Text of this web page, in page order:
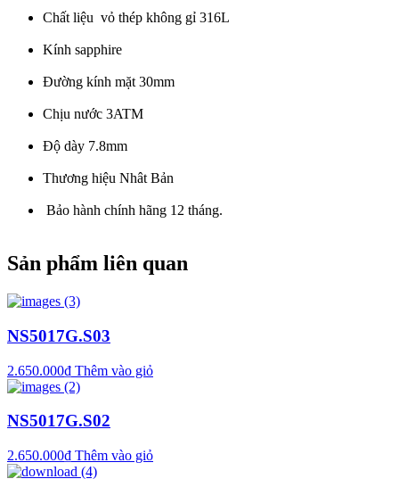
Chất liệu vỏ thép không gỉ 316L
Kính sapphire
Đường kính mặt 30mm
Chịu nước 3ATM
Độ dày 7.8mm
Thương hiệu Nhât Bản
Bảo hành chính hãng 12 tháng.
Sản phẩm liên quan
NS5017G.S03
2.650.000₫ Thêm vào giỏ
NS5017G.S02
2.650.000₫ Thêm vào giỏ